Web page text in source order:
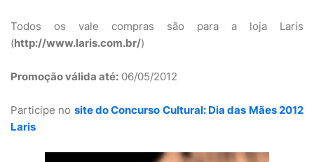
Todos os vale compras são para a loja Laris
(http://www.laris.com.br/)
Promoção válida até: 06/05/2012
Participe no site do Concurso Cultural: Dia das Mães 2012
Laris